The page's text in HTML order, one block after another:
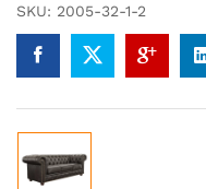
SKU: 2005-32-1-2